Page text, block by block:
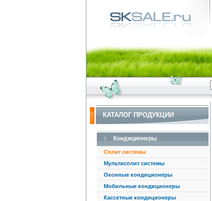
КАТАЛОГ ПРОДУКЦИИ
Кондиционеры
Сплит системы
Мультисплит системы
Оконные кондиционеры
Мобильные кондиционеры
Кассетные кондиционеры